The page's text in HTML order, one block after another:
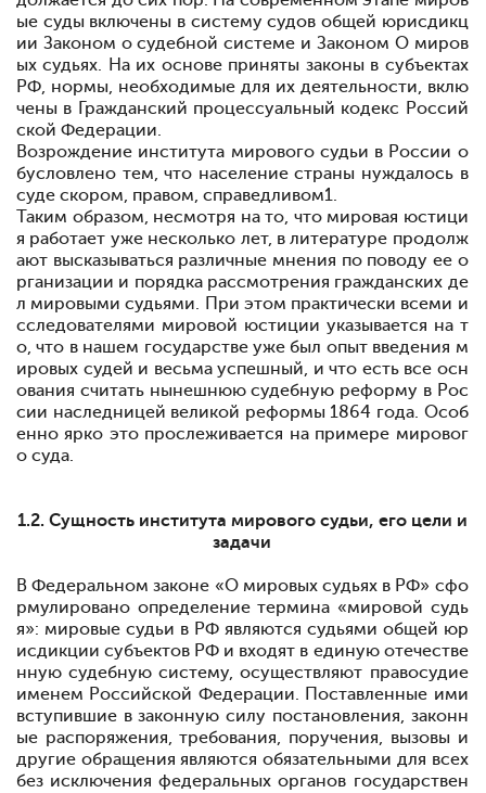
ые суды включены в систему судов общей юрисдикц
ии Законом о судебной системе и Законом О миров
ых судьях. На их основе приняты законы в субъектах
РФ, нормы, необходимые для их деятельности, вклю
чены в Гражданский процессуальный кодекс Россий
ской Федерации.
Возрождение института мирового судьи в России о
бусловлено тем, что население страны нуждалось в
суде скором, правом, справедливом1.
Таким образом, несмотря на то, что мировая юстици
я работает уже несколько лет, в литературе продолж
ают высказываться различные мнения по поводу ее о
рганизации и порядка рассмотрения гражданских де
л мировыми судьями. При этом практически всеми и
сследователями мировой юстиции указывается на т
о, что в нашем государстве уже был опыт введения м
ировых судей и весьма успешный, и что есть все осн
ования считать нынешнюю судебную реформу в Рос
сии наследницей великой реформы 1864 года. Особ
енно ярко это прослеживается на примере мировог
о суда.
1.2. Сущность института мирового судьи, его цели и
задачи
В Федеральном законе «О мировых судьях в РФ» сфо
рмулировано определение термина «мировой судь
я»: мировые судьи в РФ являются судьями общей юр
исдикции субъектов РФ и входят в единую отечестве
нную судебную систему, осуществляют правосудие
именем Российской Федерации. Поставленные ими
вступившие в законную силу постановления, законн
ые распоряжения, требования, поручения, вызовы и
другие обращения являются обязательными для всех
без исключения федеральных органов государствен